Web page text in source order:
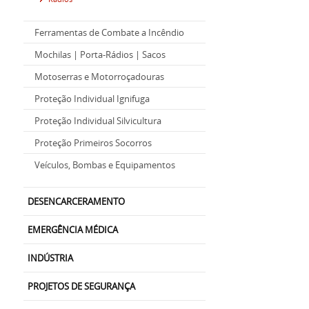
Ferramentas de Combate a Incêndio
Mochilas | Porta-Rádios | Sacos
Motoserras e Motorroçadouras
Proteção Individual Ignifuga
Proteção Individual Silvicultura
Proteção Primeiros Socorros
Veículos, Bombas e Equipamentos
DESENCARCERAMENTO
EMERGÊNCIA MÉDICA
INDÚSTRIA
PROJETOS DE SEGURANÇA